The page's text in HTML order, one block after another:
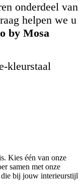
onderdeel van
helpen we u
by Mosa
kleurstaal
Kies één van onze
samen met onze
bij jouw interieurstijl